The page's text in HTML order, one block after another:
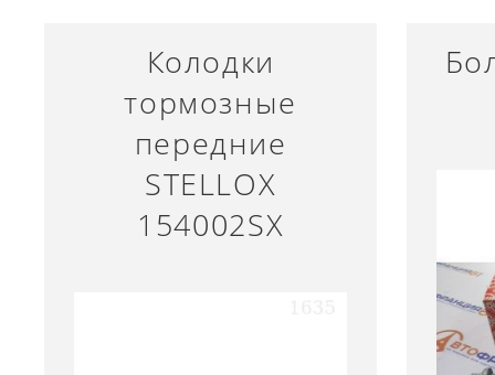
Колодки
тормозные
передние
STELLOX
154002SX